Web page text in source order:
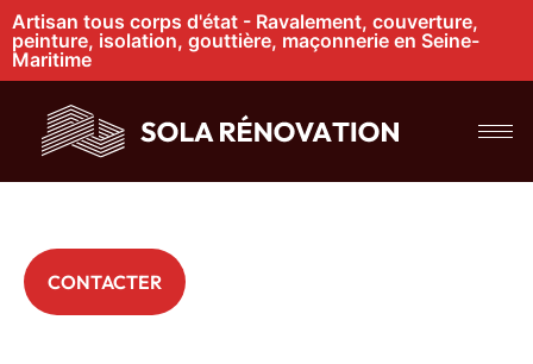
Artisan tous corps d'état - Ravalement, couverture,
peinture, isolation, gouttière, maçonnerie en Seine-
Maritime
Étanchéité toiture
à Rouen
CONTACTER